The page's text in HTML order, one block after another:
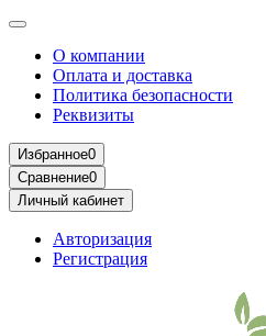
О компании
Оплата и доставка
Политика безопасности
Реквизиты
Избранное0
Сравнение0
Личный кабинет
Авторизация
Регистрация